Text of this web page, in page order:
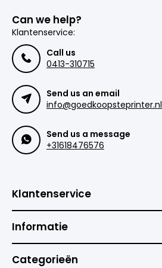
Can we help?
Klantenservice:
Call us
0413-310715
Send us an email
info@goedkoopsteprinter.nl
Send us a message
+31618476576
Klantenservice
Informatie
Categorieën